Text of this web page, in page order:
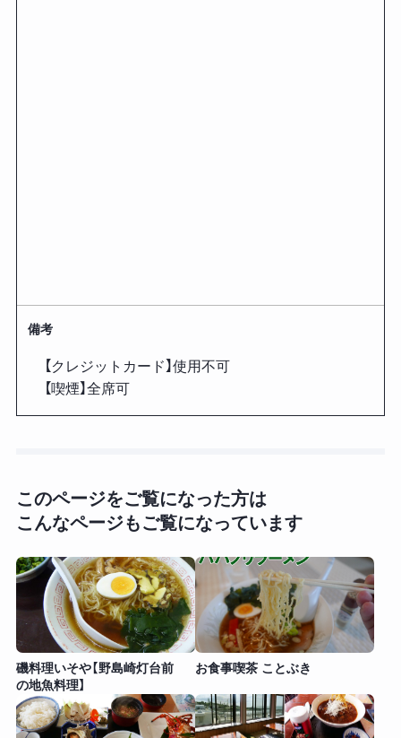
備考
【クレジットカード】使用不可
【喫煙】全席可
このページをご覧になった方は
こんなページもご覧になっています
磯料理いそや【野島崎灯台前
の地魚料理】
お食事喫茶 ことぶき